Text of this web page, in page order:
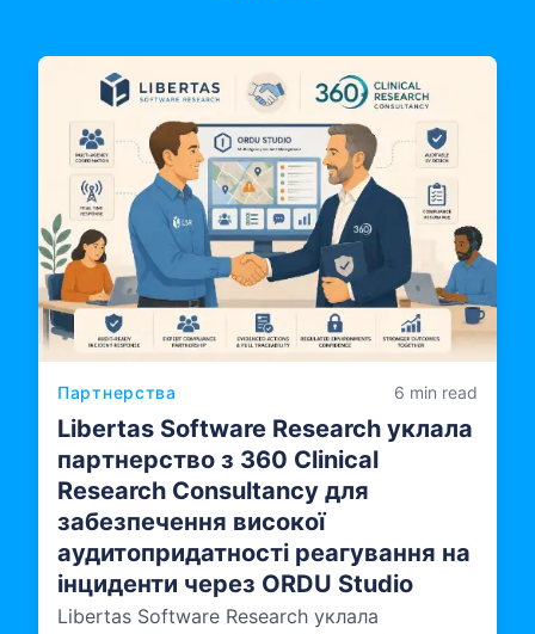
Партнерства 6 min read
Libertas Software Research уклала
партнерство з 360 Clinical
Research Consultancy для
забезпечення високої
аудитопридатності реагування на
інциденти через ORDU Studio
Libertas Software Research уклала